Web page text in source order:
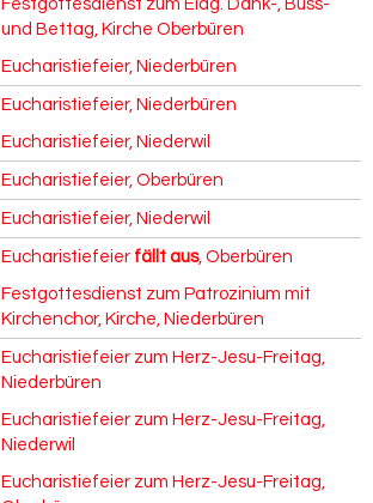
Festgottesdienst zum Eidg. Dank-, Buss-
und Bettag, Kirche Oberbüren
Eucharistiefeier, Niederbüren
Eucharistiefeier, Niederbüren
Eucharistiefeier, Niederwil
Eucharistiefeier, Oberbüren
Eucharistiefeier, Niederwil
Eucharistiefeier fällt aus, Oberbüren
Festgottesdienst zum Patrozinium mit
Kirchenchor, Kirche, Niederbüren
Eucharistiefeier zum Herz-Jesu-Freitag,
Niederbüren
Eucharistiefeier zum Herz-Jesu-Freitag,
Niederwil
Eucharistiefeier zum Herz-Jesu-Freitag,